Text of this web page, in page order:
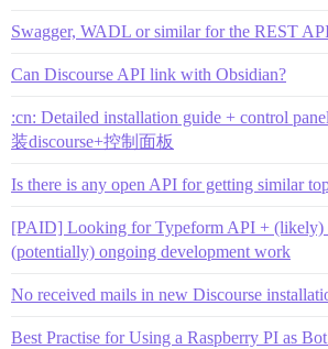
Swagger, WADL or similar for the REST
Can Discourse API link with Obsidian?
:cn: Detailed installation guide + control
装discourse+控制面板
Is there is any open API for getting similar
[PAID] Looking for Typeform API + (likely)
(potentially) ongoing development work
No received mails in new Discourse
Best Practise for Using a Raspberry PI as